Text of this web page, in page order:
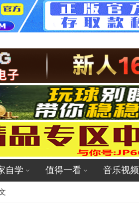
自学 值得一看 音乐视频